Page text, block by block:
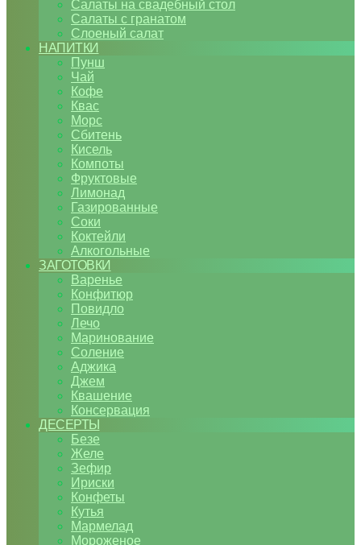
Салаты на свадебный стол
Салаты с гранатом
Слоеный салат
НАПИТКИ
Пунш
Чай
Кофе
Квас
Морс
Сбитень
Кисель
Компоты
Фруктовые
Лимонад
Газированные
Соки
Коктейли
Алкогольные
ЗАГОТОВКИ
Варенье
Конфитюр
Повидло
Лечо
Маринование
Соление
Аджика
Джем
Квашение
Консервация
ДЕСЕРТЫ
Безе
Желе
Зефир
Ириски
Конфеты
Кутья
Мармелад
Мороженое